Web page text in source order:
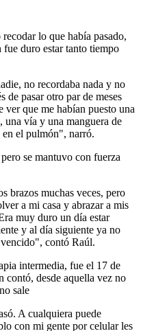
lo que había pasado,
fue duro estar tanto tiempo
no recordaba nada y no
de pasar otro par de meses
que me habían puesto una
una vía y una manguera de
en el pulmón", narró.
se mantuvo con fuerza
brazos muchas veces, pero
a mi casa y abrazar a mis
muy duro un día estar
y al día siguiente ya no
contó Raúl.
intermedia, fue el 17 de
contó, desde aquella vez no
sale
A cualquiera puede
con mi gente por celular les